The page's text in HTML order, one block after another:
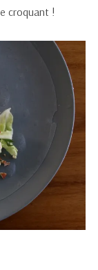
croquant !